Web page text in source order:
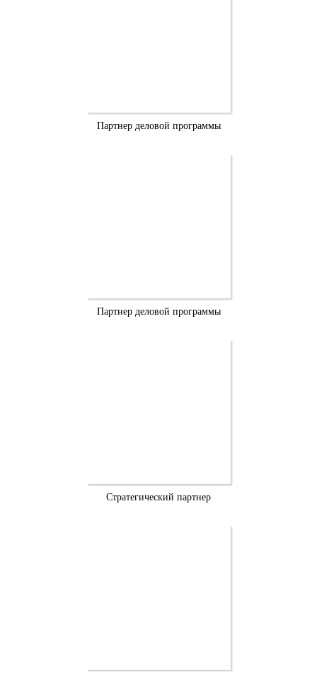
Партнер деловой программы
Партнер деловой программы
Стратегический партнер